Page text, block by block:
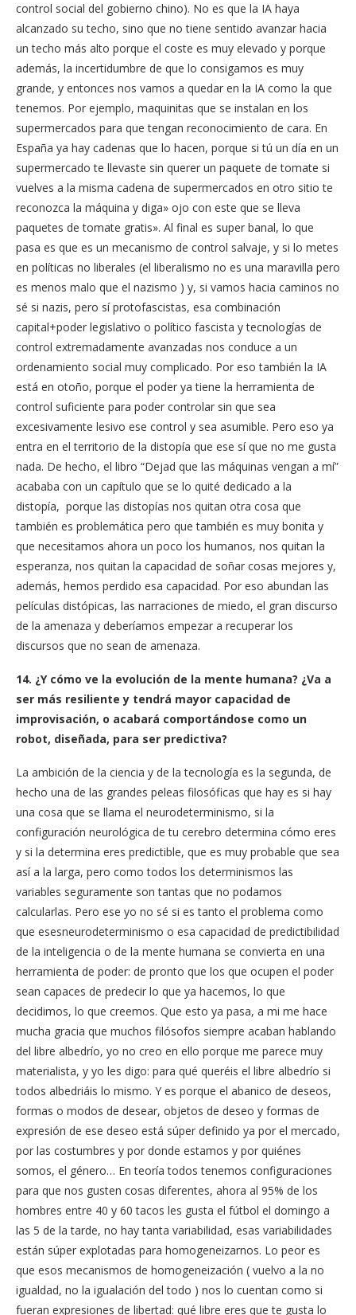
control social del gobierno chino). No es que la IA haya
alcanzado su techo, sino que no tiene sentido avanzar hacia
un techo más alto porque el coste es muy elevado y porque
además, la incertidumbre de que lo consigamos es muy
grande, y entonces nos vamos a quedar en la IA como la que
tenemos. Por ejemplo, maquinitas que se instalan en los
supermercados para que tengan reconocimiento de cara. En
España ya hay cadenas que lo hacen, porque si tú un día en un
supermercado te llevaste sin querer un paquete de tomate si
vuelves a la misma cadena de supermercados en otro sitio te
reconozca la máquina y diga» ojo con este que se lleva
paquetes de tomate gratis». Al final es super banal, lo que
pasa es que es un mecanismo de control salvaje, y si lo metes
en políticas no liberales (el liberalismo no es una maravilla pero
es menos malo que el nazismo ) y, si vamos hacia caminos no
sé si nazis, pero sí protofascistas, esa combinación
capital+poder legislativo o político fascista y tecnologías de
control extremadamente avanzadas nos conduce a un
ordenamiento social muy complicado. Por eso también la IA
está en otoño, porque el poder ya tiene la herramienta de
control suficiente para poder controlar sin que sea
excesivamente lesivo ese control y sea asumible. Pero eso ya
entra en el territorio de la distopía que ese sí que no me gusta
nada. De hecho, el libro “Dejad que las máquinas vengan a mí”
acababa con un capítulo que se lo quité dedicado a la
distopía, porque las distopías nos quitan otra cosa que
también es problemática pero que también es muy bonita y
que necesitamos ahora un poco los humanos, nos quitan la
esperanza, nos quitan la capacidad de soñar cosas mejores y,
además, hemos perdido esa capacidad. Por eso abundan las
películas distópicas, las narraciones de miedo, el gran discurso
de la amenaza y deberíamos empezar a recuperar los
discursos que no sean de amenaza.
14. ¿Y cómo ve la evolución de la mente humana? ¿Va a
ser más resiliente y tendrá mayor capacidad de
improvisación, o acabará comportándose como un
robot, diseñada, para ser predictiva?
La ambición de la ciencia y de la tecnología es la segunda, de
hecho una de las grandes peleas filosóficas que hay es si hay
una cosa que se llama el neurodeterminismo, si la
configuración neurológica de tu cerebro determina cómo eres
y si la determina eres predictible, que es muy probable que sea
así a la larga, pero como todos los determinismos las
variables seguramente son tantas que no podamos
calcularlas. Pero ese yo no sé si es tanto el problema como
que esesneurodeterminismo o esa capacidad de predictibilidad
de la inteligencia o de la mente humana se convierta en una
herramienta de poder: de pronto que los que ocupen el poder
sean capaces de predecir lo que ya hacemos, lo que
decidimos, lo que creemos. Que esto ya pasa, a mi me hace
mucha gracia que muchos filósofos siempre acaban hablando
del libre albedrío, yo no creo en ello porque me parece muy
materialista, y yo les digo: para qué queréis el libre albedrío si
todos albedriáis lo mismo. Y es porque el abanico de deseos,
formas o modos de desear, objetos de deseo y formas de
expresión de ese deseo está súper definido ya por el mercado,
por las costumbres y por donde estamos y por quiénes
somos, el género… En teoría todos tenemos configuraciones
para que nos gusten cosas diferentes, ahora al 95% de los
hombres entre 40 y 60 tacos les gusta el fútbol el domingo a
las 5 de la tarde, no hay tanta variabilidad, esas variabilidades
están súper explotadas para homogeneizarnos. Lo peor es
que esos mecanismos de homogeneización ( vuelvo a la no
igualdad, no la igualación del todo ) nos lo cuentan como si
fueran expresiones de libertad: qué libre eres que te gusta lo